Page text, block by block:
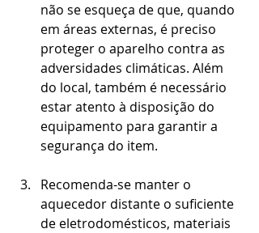
não se esqueça de que, quando
em áreas externas, é preciso
proteger o aparelho contra as
adversidades climáticas. Além
do local, também é necessário
estar atento à disposição do
equipamento para garantir a
segurança do item.
Recomenda-se manter o
aquecedor distante o suficiente
de eletrodomésticos, materiais